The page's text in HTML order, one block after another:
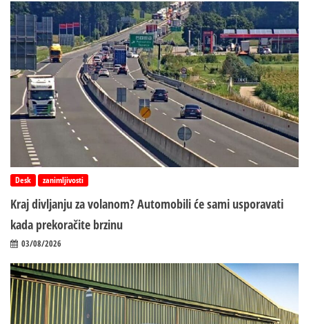
Desk zanimljivosti
Kraj divljanju za volanom? Automobili će sami usporavati
kada prekoračite brzinu
03/08/2026